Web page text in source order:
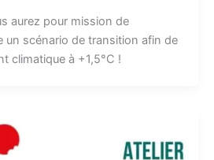
aurez pour mission de
un scénario de transition afin de
climatique à +1,5°C !